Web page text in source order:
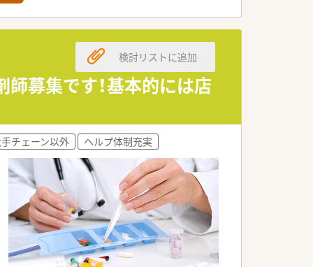
募集です！基本的には店
検討リストに追加
チェーン以外 ヘルプ体制充実